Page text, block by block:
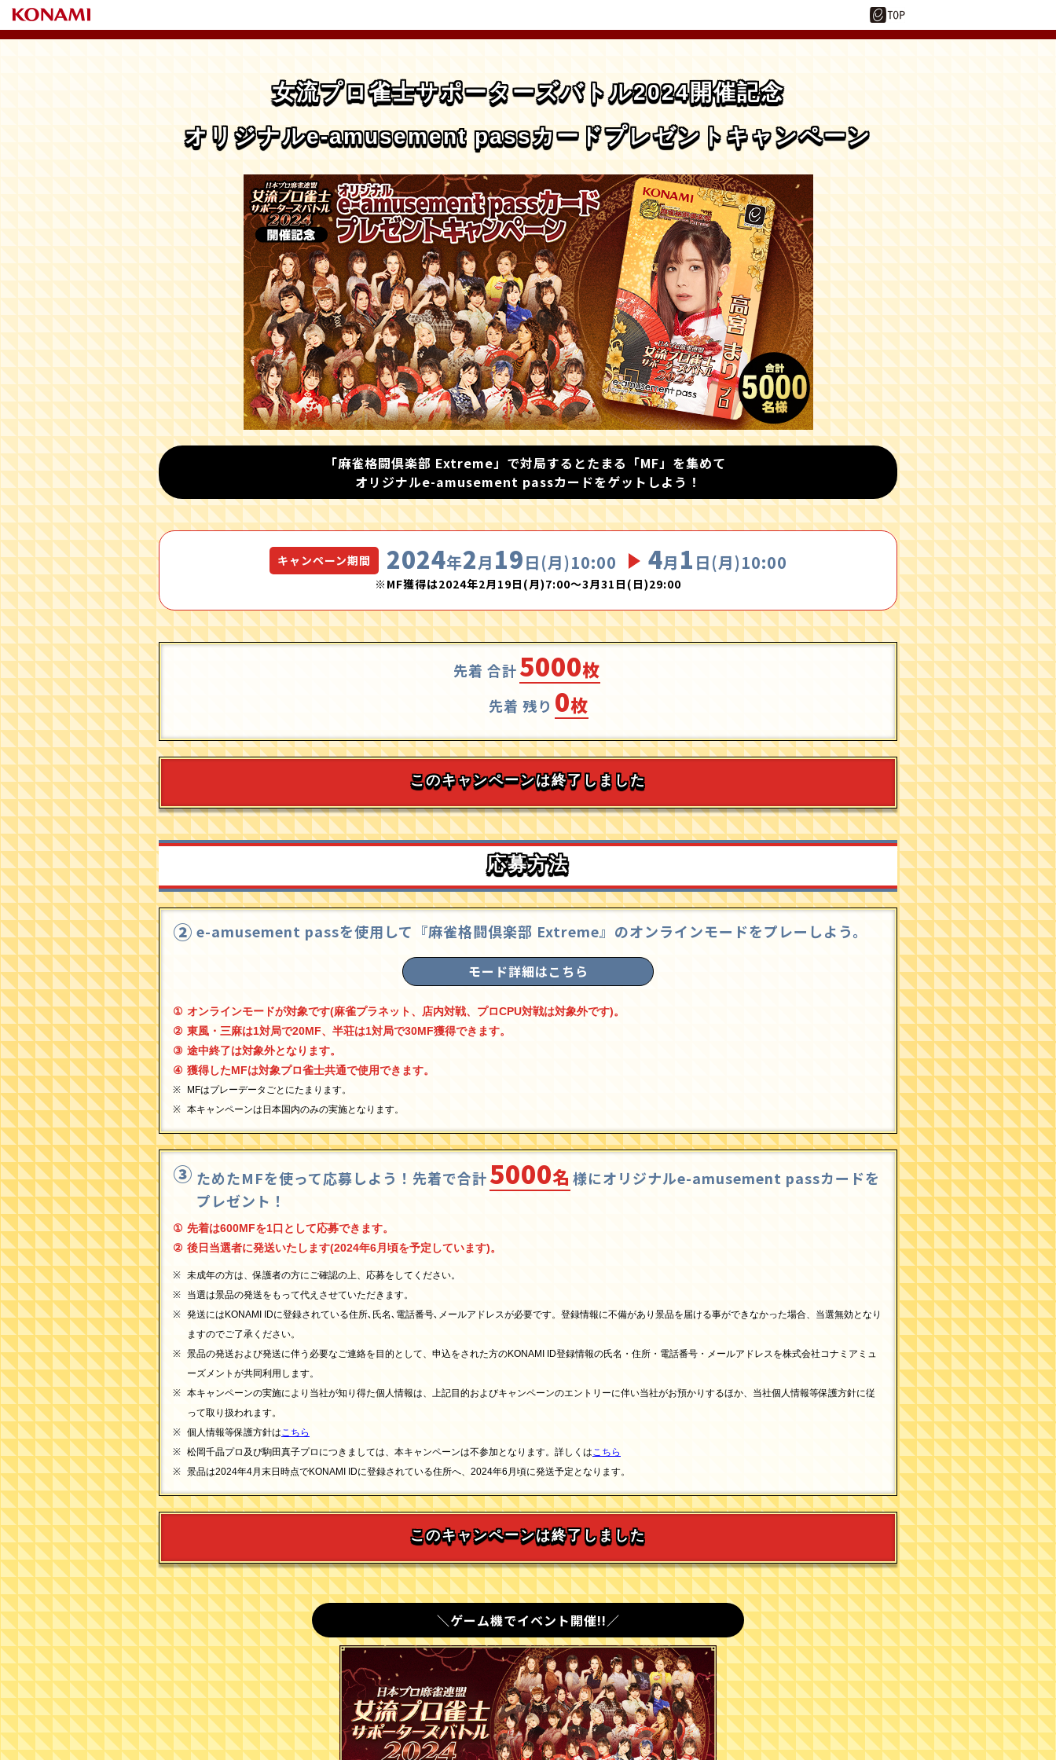
女流プロ雀士サポーターズバトル2024開催記念
オリジナルe-amusement passカードプレゼントキャンペーン
｢麻雀格闘倶楽部 Extreme」で対局するとたまる「MF」を集めて
オリジナルe-amusement passカードをゲットしよう！
キャンペーン期間 2024年2月 19日(月)10:00 4月 1 日(月)10:00
※MF獲得は2024年2月19日(月)7:00～3月31日(日)29:00
先着 合計5000枚
先着 残り 0枚
このキャンペーンは終了しました
応募方法
e-amusement passを使用して『麻雀格闘倶楽部 Extreme』のオンラインモードをプレーしよう。
モード詳細はこちら
オンラインモードが対象です(麻雀プラネット、店内対戦、プロCPU対戦は対象外です)。
東風・三麻は1対局で20MF、半荘は1対局で30MF獲得できます。
途中終了は対象外となります。
獲得したMFは対象プロ雀士共通で使用できます。
MFはプレーデータごとにたまります。
本キャンペーンは日本国内のみの実施となります。
ためたMFを使って応募しよう！先着で合計5000名 様にオリジナルe-amusement passカードを
プレゼント！
先着は600MFを1口として応募できます。
後日当選者に発送いたします(2024年6月頃を予定しています)。
未成年の方は、保護者の方にご確認の上、応募をしてください。
当選は景品の発送をもって代えさせていただきます。
発送にはKONAMI IDに登録されている住所､氏名､電話番号､メールアドレスが必要です。登録情報に不備があり景品を届ける事ができなかった場合、当選無効となり
ますのでご了承ください。
景品の発送および発送に伴う必要なご連絡を目的として、申込をされた方のKONAMI ID登録情報の氏名・住所・電話番号・メールアドレスを株式会社コナミアミュ
ーズメントが共同利用します。
本キャンペーンの実施により当社が知り得た個人情報は、上記目的およびキャンペーンのエントリーに伴い当社がお預かりするほか、当社個人情報等保護方針に従
って取り扱われます。
個人情報等保護方針はこちら
松岡千晶プロ及び駒田真子プロにつきましては、本キャンペーンは不参加となります。詳しくはこちら
景品は2024年4月末日時点でKONAMI IDに登録されている住所へ、2024年6月頃に発送予定となります。
このキャンペーンは終了しました
＼ゲーム機でイベント開催!!／